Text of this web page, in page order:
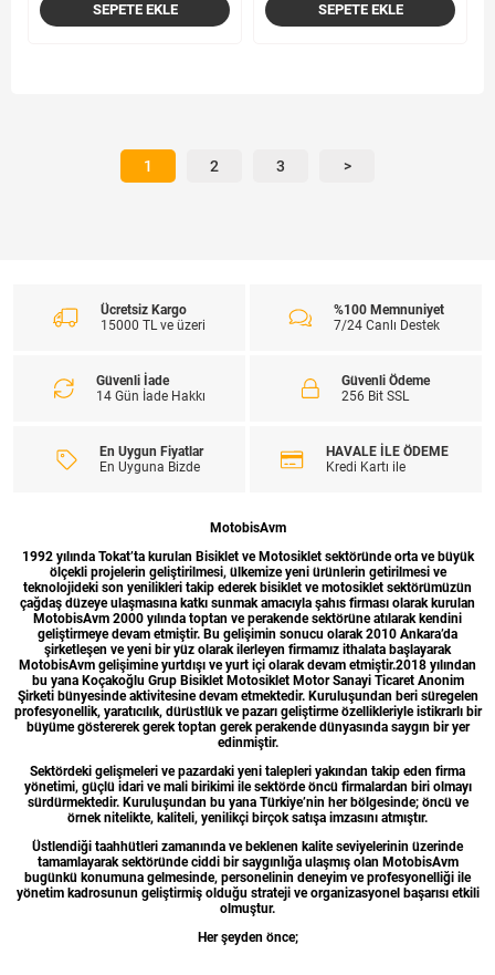
SEPETE EKLE SEPETE EKLE
1 2 3 >
Ücretsiz Kargo
15000 TL ve üzeri
%100 Memnuniyet
7/24 Canlı Destek
Güvenli İade
14 Gün İade Hakkı
Güvenli Ödeme
256 Bit SSL
En Uygun Fiyatlar
En Uyguna Bizde
HAVALE İLE ÖDEME
Kredi Kartı ile
MotobisAvm
1992 yılında Tokat’ta kurulan Bisiklet ve Motosiklet sektöründe orta ve büyük
ölçekli projelerin geliştirilmesi, ülkemize yeni ürünlerin getirilmesi ve
teknolojideki son yenilikleri takip ederek bisiklet ve motosiklet sektörümüzün
çağdaş düzeye ulaşmasına katkı sunmak amacıyla şahıs firması olarak kurulan
MotobisAvm 2000 yılında toptan ve perakende sektörüne atılarak kendini
geliştirmeye devam etmiştir. Bu gelişimin sonucu olarak 2010 Ankara’da
şirketleşen ve yeni bir yüz olarak ilerleyen firmamız ithalata başlayarak
MotobisAvm gelişimine yurtdışı ve yurt içi olarak devam etmiştir.2018 yılından
bu yana Koçakoğlu Grup Bisiklet Motosiklet Motor Sanayi Ticaret Anonim
Şirketi bünyesinde aktivitesine devam etmektedir. Kuruluşundan beri süregelen
profesyonellik, yaratıcılık, dürüstlük ve pazarı geliştirme özellikleriyle istikrarlı bir
büyüme göstererek gerek toptan gerek perakende dünyasında saygın bir yer
edinmiştir.
Sektördeki gelişmeleri ve pazardaki yeni talepleri yakından takip eden firma
yönetimi, güçlü idari ve mali birikimi ile sektörde öncü firmalardan biri olmayı
sürdürmektedir. Kuruluşundan bu yana Türkiye’nin her bölgesinde; öncü ve
örnek nitelikte, kaliteli, yenilikçi birçok satışa imzasını atmıştır.
Üstlendiği taahhütleri zamanında ve beklenen kalite seviyelerinin üzerinde
tamamlayarak sektöründe ciddi bir saygınlığa ulaşmış olan MotobisAvm
bugünkü konumuna gelmesinde, personelinin deneyim ve profesyonelliği ile
yönetim kadrosunun geliştirmiş olduğu strateji ve organizasyonel başarısı etkili
olmuştur.
Her şeyden önce;